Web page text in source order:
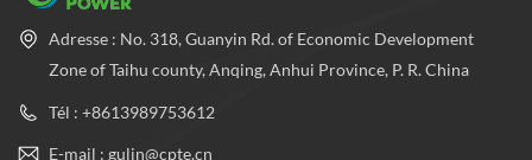
Adresse : No. 318, Guanyin Rd. of Economic Development
Zone of Taihu county, Anqing, Anhui Province, P. R. China
Tél : +8613989753612
E-mail : gulin@cpte.cn